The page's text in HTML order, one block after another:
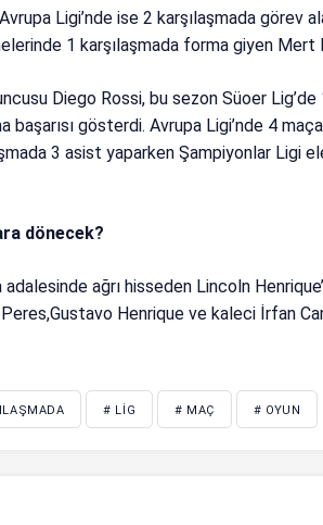
Ligi’nde ise 2 karşılaşmada görev
1 karşılaşmada forma giyen Mert
Diego Rossi, bu sezon Süoer Lig’de
gösterdi. Avrupa Ligi’nde 4
3 asist yaparken Şampiyonlar Ligi
dönecek?
adalesinde ağrı hisseden Lincoln
Henrique ve kaleci İrfan
# LIG # MAÇ # OYUN